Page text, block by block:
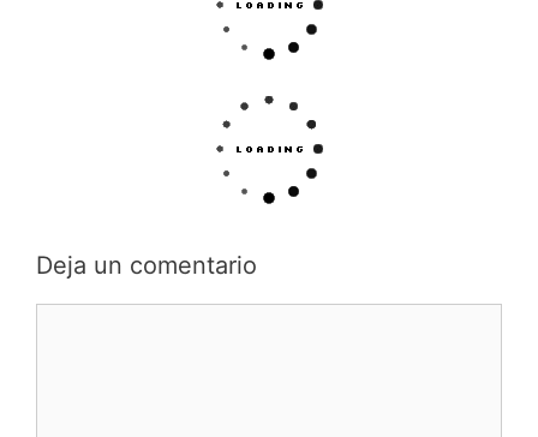
Deja un comentario